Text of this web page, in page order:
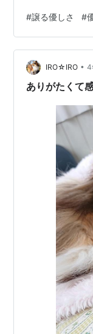
すが、花粉症の
院があるビルへ
と同時に入って
酷そうだったの
た。 しかし！！
#譲る優しさ #
IRO☆IRO • 4
ありがたくて